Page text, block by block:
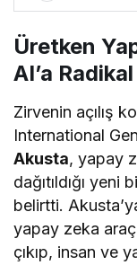
Üretken
AI’a
Zirvenin açılış
International
Akusta, yapay
dağıtıldığı
belirtti.
yapay zeka
çıkıp, insan ve